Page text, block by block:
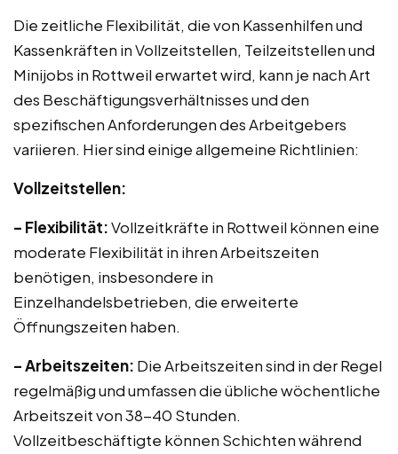
Die zeitliche Flexibilität, die von Kassenhilfen und
Kassenkräften in Vollzeitstellen, Teilzeitstellen und
Minijobs in Rottweil erwartet wird, kann je nach Art
des Beschäftigungsverhältnisses und den
spezifischen Anforderungen des Arbeitgebers
variieren. Hier sind einige allgemeine Richtlinien:
Vollzeitstellen:
– Flexibilität:Vollzeitkräfte in Rottweil können eine
moderate Flexibilität in ihren Arbeitszeiten
benötigen, insbesondere in
Einzelhandelsbetrieben, die erweiterte
Öffnungszeiten haben.
– Arbeitszeiten: Die Arbeitszeiten sind in der Regel
regelmäßig und umfassen die übliche wöchentliche
Arbeitszeit von 38-40 Stunden.
Vollzeitbeschäftigte können Schichten während